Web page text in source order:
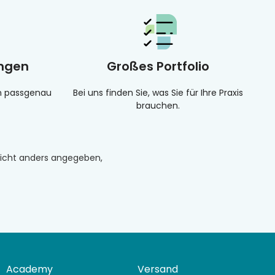
passgenau
Großes Portfolio
Bei uns finden Sie, was Sie für Ihre Praxis
brauchen.
anders angegeben,
Academy Versand